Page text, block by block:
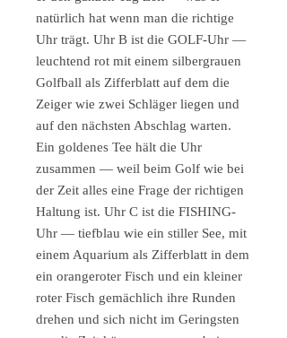
natürlich hat wenn man die richtige
Uhr trägt. Uhr B ist die GOLF-Uhr —
leuchtend rot mit einem silbergrauen
Golfball als Zifferblatt auf dem die
Zeiger wie zwei Schläger liegen und
auf den nächsten Abschlag warten.
Ein goldenes Tee hält die Uhr
zusammen — weil beim Golf wie bei
der Zeit alles eine Frage der richtigen
Haltung ist. Uhr C ist die FISHING-
Uhr — tiefblau wie ein stiller See, mit
einem Aquarium als Zifferblatt in dem
ein orangeroter Fisch und ein kleiner
roter Fisch gemächlich ihre Runden
drehen und sich nicht im Geringsten